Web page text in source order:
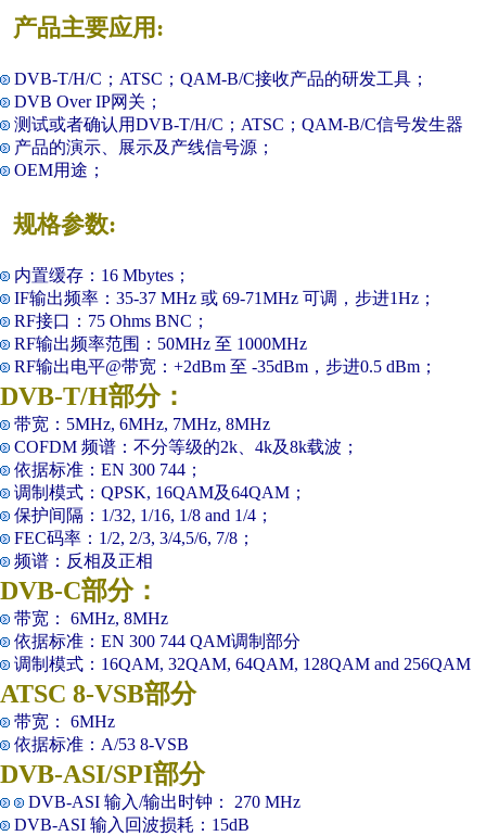
产品主要应用:
DVB-T/H/C；ATSC；QAM-B/C接收产品的研发工具；
DVB Over IP网关；
测试或者确认用DVB-T/H/C；ATSC；QAM-B/C信号发生器
产品的演示、展示及产线信号源；
OEM用途；
规格参数:
内置缓存：16 Mbytes；
IF输出频率：35-37 MHz 或 69-71MHz 可调，步进1Hz；
RF接口：75 Ohms BNC；
RF输出频率范围：50MHz 至 1000MHz
RF输出电平@带宽：+2dBm 至 -35dBm，步进0.5 dBm；
DVB-T/H部分：
带宽：5MHz, 6MHz, 7MHz, 8MHz
COFDM 频谱：不分等级的2k、4k及8k载波；
依据标准：EN 300 744；
调制模式：QPSK, 16QAM及64QAM；
保护间隔：1/32, 1/16, 1/8 and 1/4；
FEC码率：1/2, 2/3, 3/4,5/6, 7/8；
频谱：反相及正相
DVB-C部分：
带宽： 6MHz, 8MHz
依据标准：EN 300 744 QAM调制部分
调制模式：16QAM, 32QAM, 64QAM, 128QAM and 256QAM
ATSC 8-VSB部分
带宽： 6MHz
依据标准：A/53 8-VSB
DVB-ASI/SPI部分
DVB-ASI 输入/输出时钟： 270 MHz
DVB-ASI 输入回波损耗：15dB